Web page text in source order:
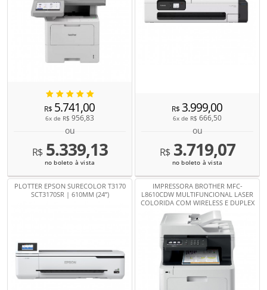
R$5.741,00
6x de R$ 956,83
ou
R$5.339,13
no boleto à vista
R$3.999,00
6x de R$ 666,50
ou
R$3.719,07
no boleto à vista
PLOTTER EPSON SURECOLOR T3170
SCT3170SR | 610MM (24”)
IMPRESSORA BROTHER MFC-
L8610CDW MULTIFUNCIONAL LASER
COLORIDA COM WIRELESS E DUPLEX